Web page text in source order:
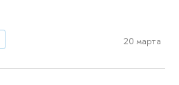
20 марта